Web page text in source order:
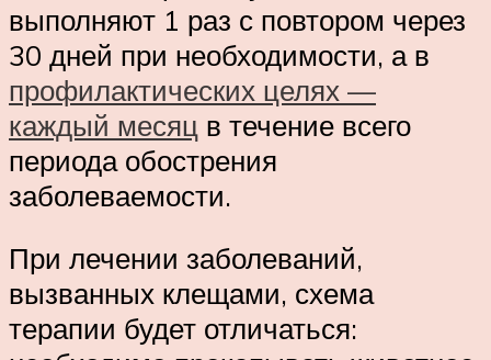
выполняют 1 раз с повтором через
30 дней при необходимости, а в
профилактических целях —
каждый месяц в течение всего
периода обострения
заболеваемости.
При лечении заболеваний,
вызванных клещами, схема
терапии будет отличаться: